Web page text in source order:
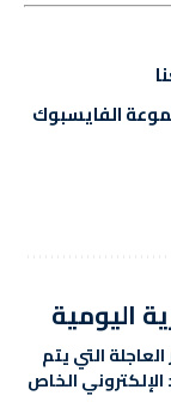
الفايسبوك
اليومية
التي يتم
الخاص